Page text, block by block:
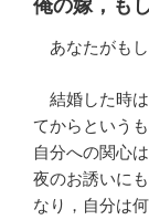
統
で”
の
俺の嫁，も
あなたがもし
結婚した時は
てからという
自分への関心
夜のお誘いに
なり，自分は